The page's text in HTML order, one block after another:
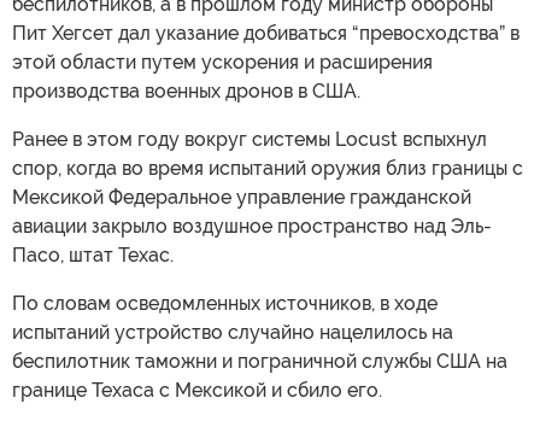
Пит Хегсет дал указание добиваться “превосходства” в
этой области путем ускорения и расширения
производства военных дронов в США.
Ранее в этом году вокруг системы Locust вспыхнул
спор, когда во время испытаний оружия близ границы с
Мексикой Федеральное управление гражданской
авиации закрыло воздушное пространство над Эль-
Пасо, штат Техас.
По словам осведомленных источников, в ходе
испытаний устройство случайно нацелилось на
беспилотник таможни и пограничной службы США на
границе Техаса с Мексикой и сбило его.